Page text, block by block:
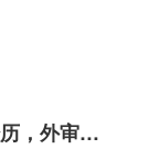
，外审员